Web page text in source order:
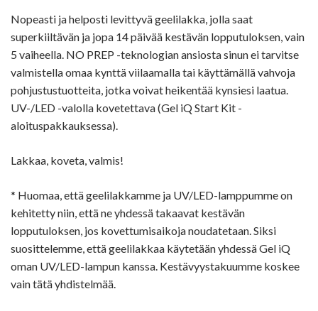
Nopeasti ja helposti levittyvä geelilakka, jolla saat
superkiiltävän ja jopa 14 päivää kestävän lopputuloksen, vain
5 vaiheella. NO PREP -teknologian ansiosta sinun ei tarvitse
valmistella omaa kynttä viilaamalla tai käyttämällä vahvoja
pohjustustuotteita, jotka voivat heikentää kynsiesi laatua.
UV-/LED -valolla kovetettava (Gel iQ Start Kit -
aloituspakkauksessa).
Lakkaa, koveta, valmis!
* Huomaa, että geelilakkamme ja UV/LED-lamppumme on
kehitetty niin, että ne yhdessä takaavat kestävän
lopputuloksen, jos kovettumisaikoja noudatetaan. Siksi
suosittelemme, että geelilakkaa käytetään yhdessä Gel iQ
oman UV/LED-lampun kanssa. Kestävyystakuumme koskee
vain tätä yhdistelmää.